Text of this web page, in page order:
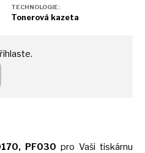
TECHNOLOGIE:
Tonerová kazeta
PF030 pro Vaši tiskárnu